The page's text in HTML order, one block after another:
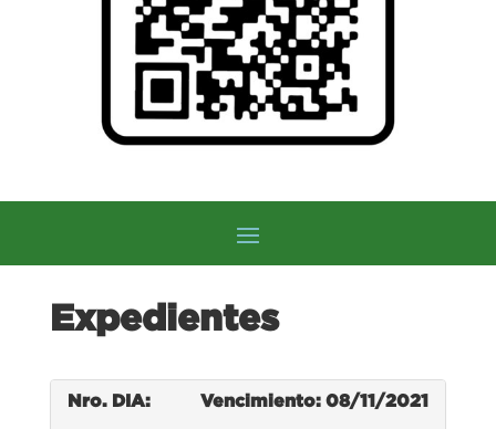
Expedientes
Nro. DIA: Vencimiento: 08/11/2021